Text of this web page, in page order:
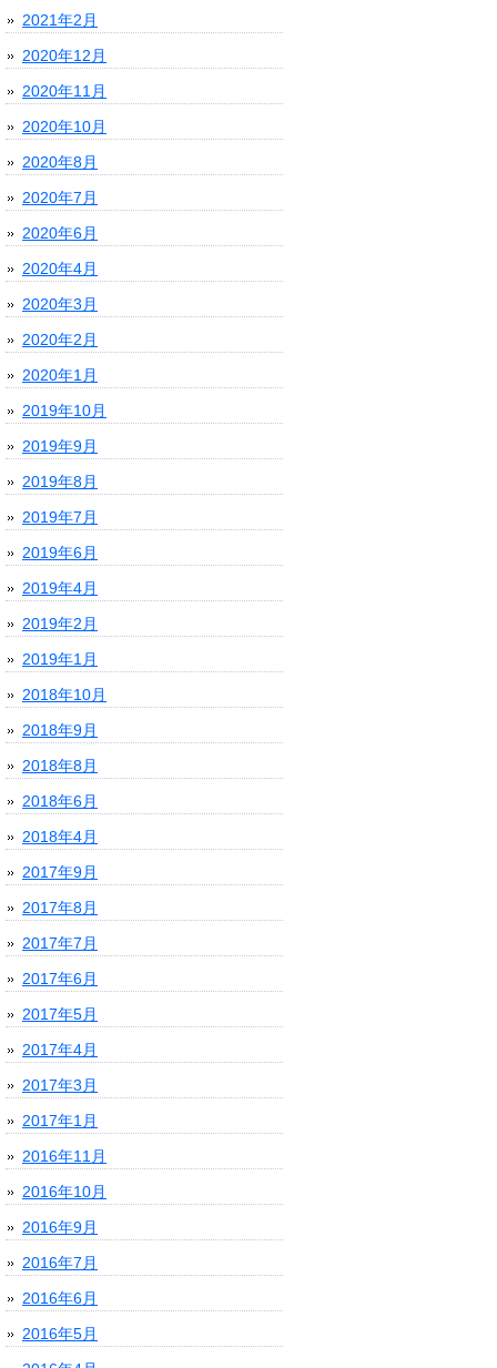
2021年2月
2020年12月
2020年11月
2020年10月
2020年8月
2020年7月
2020年6月
2020年4月
2020年3月
2020年2月
2020年1月
2019年10月
2019年9月
2019年8月
2019年7月
2019年6月
2019年4月
2019年2月
2019年1月
2018年10月
2018年9月
2018年8月
2018年6月
2018年4月
2017年9月
2017年8月
2017年7月
2017年6月
2017年5月
2017年4月
2017年3月
2017年1月
2016年11月
2016年10月
2016年9月
2016年7月
2016年6月
2016年5月